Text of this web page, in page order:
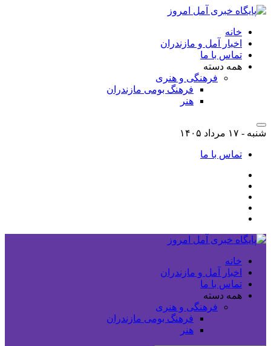
خانه
اخبار آمل و مازندران
تماس با ما
همه دسته
فرهنگی و هنری
فرهنگ بومی مازندران
هنر
شنبه - ۱۷ مرداد ۱۴۰۵
تماس با ما
خانه
اخبار آمل و مازندران
تماس با ما
همه دسته
فرهنگی و هنری
فرهنگ بومی مازندران
هنر